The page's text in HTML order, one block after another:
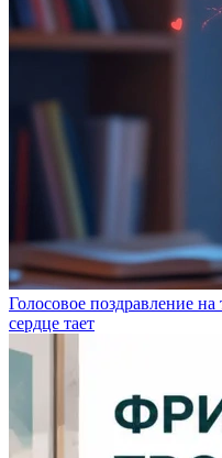
Голосовое поздравление
сердце тает